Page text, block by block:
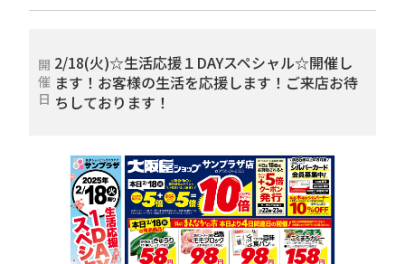
開
催
日
2/18(火)☆生活応援１DAYスペシャル☆開催し
ます！お客様の生活を応援します！ご来店お待
ちしております！